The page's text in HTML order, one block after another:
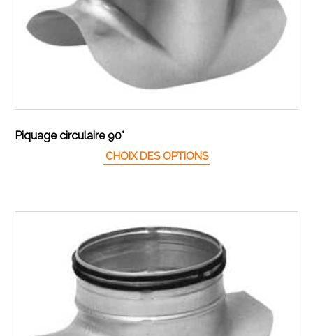
Piquage circulaire 90°
CHOIX DES OPTIONS